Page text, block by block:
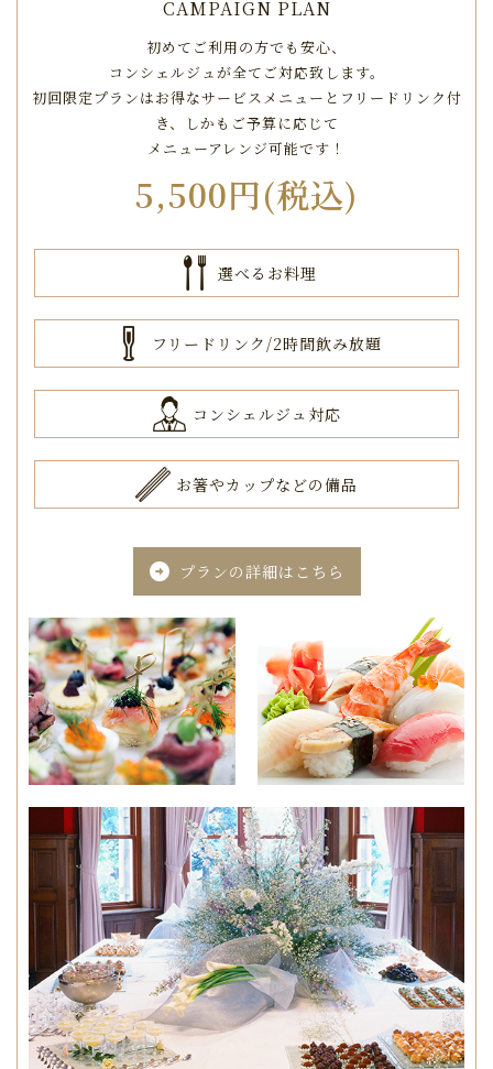
CAMPAIGN PLAN
初めてご利用の方でも安心、
コンシェルジュが全てご対応致します。
初回限定プランはお得なサービスメニューとフリードリンク付
き、
しかもご予算に応じて
メニューアレンジ可能です！
5,500円(税込)
選べるお料理
フリードリンク/2時間飲み放題
コンシェルジュ対応
お箸やカップなどの備品
 プランの詳細はこちら